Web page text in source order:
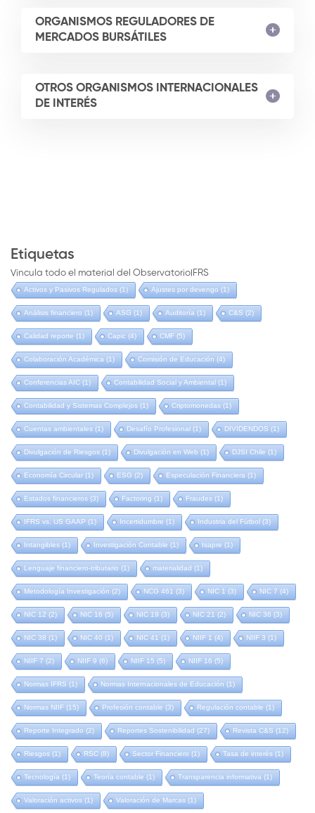
ORGANISMOS REGULADORES DE
MERCADOS BURSÁTILES
OTROS ORGANISMOS INTERNACIONALES
DE INTERÉS
Etiquetas
Vincula todo el material del ObservatorioIFRS
Activos y Pasivos Regulados (1) Ajustes por devengo (1)
Análisis financiero (1) ASG (1) Auditoría (1) C&S (2)
Calidad reporte (1) Capic (4) CMF (5)
Colaboración Académica (1) Comisión de Educación (4)
Conferencias AIC (1) Contabilidad Social y Ambiental (1)
Contabilidad y Sistemas Complejos (1) Criptomonedas (1)
Cuentas ambientales (1) Desafío Profesional (1) DIVIDENDOS (1)
Divulgación de Riesgos (1) Divulgación en Web (1) DJSI Chile (1)
Economía Circular (1) ESG (2) Especulación Financiera (1)
Estados financieros (3) Factoring (1) Fraudes (1)
IFRS vs. US GAAP (1) Incertidumbre (1) Industria del Fútbol (3)
Intangibles (1) Investigación Contable (1) Isapre (1)
Lenguaje financiero-tributario (1) materialidad (1)
Metodología Investigación (2) NCG 461 (3) NIC 1 (3) NIC 7 (4)
NIC 12 (2) NIC 16 (5) NIC 19 (3) NIC 21 (2) NIC 36 (3)
NIC 38 (1) NIC 40 (1) NIC 41 (1) NIIF 1 (4) NIIF 3 (1)
NIIF 7 (2) NIIF 9 (6) NIIF 15 (5) NIIF 16 (5)
Normas IFRS (1) Normas Internacionales de Educación (1)
Normas NIIF (15) Profesión contable (3) Regulación contable (1)
Reporte Integrado (2) Reportes Sostenibilidad (27) Revista C&S (12)
Riesgos (1) RSC (8) Sector Financiero (1) Tasa de interés (1)
Tecnología (1) Teoría contable (1) Transparencia informativa (1)
Valoración activos (1) Valoración de Marcas (1)